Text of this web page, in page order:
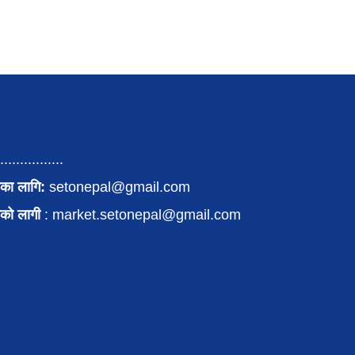
लागि: setonepal@gmail.com
लागी : market.setonepal@gmail.com